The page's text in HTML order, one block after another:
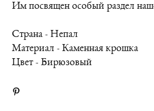
Им посвящен особый раздел
Страна - Непал
Материал - Каменная крошка
Цвет - Бирюзовый